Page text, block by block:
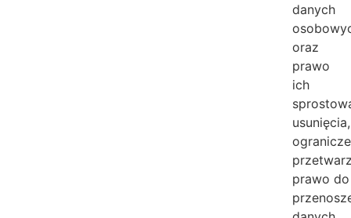
danych
oraz
prawo
ich
usunięcia,
prawo do